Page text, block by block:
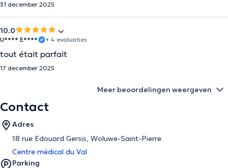
31 december 2025
10.0
U**** E**** • 4 evaluaties
tout était parfait
17 december 2025
Meer beoordelingen weergeven
Contact
Adres
18 rue Edouard Gersis, Woluwe-Saint-Pierre
Centre médical du Val
Parking